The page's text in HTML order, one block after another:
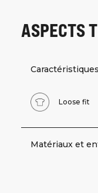
ASPECTS
Loose fit
Matériaux et